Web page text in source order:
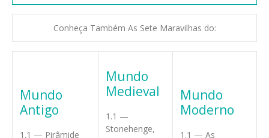
Conheça Também As Sete Maravilhas do:
Mundo
Antigo
1.1 — Pirâmide
Mundo
Medieval
1.1 —
Stonehenge,
Mundo
Moderno
1.1 — As